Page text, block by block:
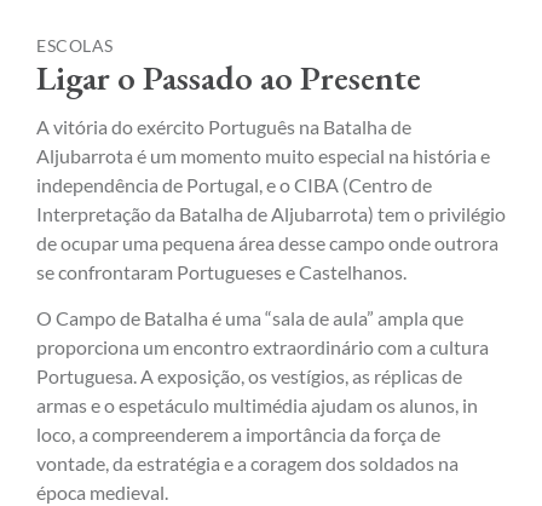
ESCOLAS
Ligar o Passado ao Presente
A vitória do exército Português na Batalha de
Aljubarrota é um momento muito especial na história e
independência de Portugal, e o CIBA (Centro de
Interpretação da Batalha de Aljubarrota) tem o privilégio
de ocupar uma pequena área desse campo onde outrora
se confrontaram Portugueses e Castelhanos.
O Campo de Batalha é uma “sala de aula” ampla que
proporciona um encontro extraordinário com a cultura
Portuguesa. A exposição, os vestígios, as réplicas de
armas e o espetáculo multimédia ajudam os alunos, in
loco, a compreenderem a importância da força de
vontade, da estratégia e a coragem dos soldados na
época medieval.